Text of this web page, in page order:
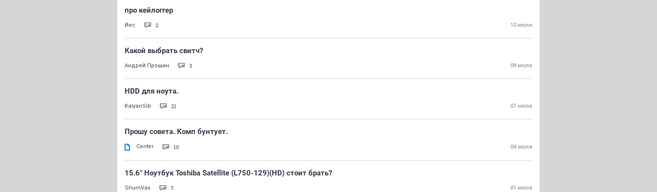
про кейлоггер
Йес 2 10 июля
Какой выбрать свитч?
Андрей Прошин 3 08 июля
HDD для ноута.
KalyanSib 21 07 июля
Прошу совета. Комп бунтует.
Center 10 04 июля
15.6" Ноутбук Toshiba Satellite (L750-129)(HD) стоит брать?
ShumVas 7 01 июля